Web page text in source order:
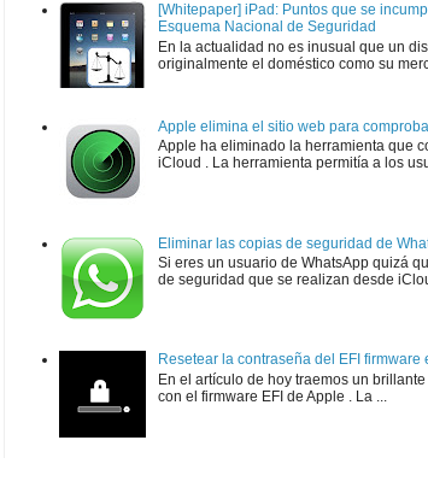
[Whitepaper] iPad: Puntos que se
Esquema Nacional de Seguridad
En la actualidad no es inusual que un
originalmente el doméstico como su
Apple elimina el sitio web para
Apple ha eliminado la herramienta que
iCloud . La herramienta permitía a los
Eliminar las copias de seguridad de
Si eres un usuario de WhatsApp quizá
de seguridad que se realizan desde
Resetear la contraseña del EFI
En el artículo de hoy traemos un
con el firmware EFI de Apple . La ...